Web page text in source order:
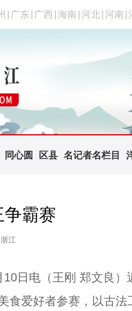
广东 广西 海南 河北 河南
同心圆 区县 名记者名栏目
霸赛
江
电（王刚 郑文良）
食爱好者参赛，以古